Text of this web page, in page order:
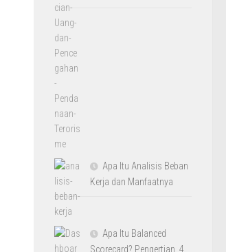
Apa Itu Analisis Beban
Kerja dan Manfaatnya
Apa Itu Balanced
Scorecard? Pengertian, 4